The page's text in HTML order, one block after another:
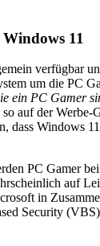
11
verfügbar
um die PC
ein PC Gamer
auf der Werbe-
dass Windows
PC Gamer
auf
in
Security